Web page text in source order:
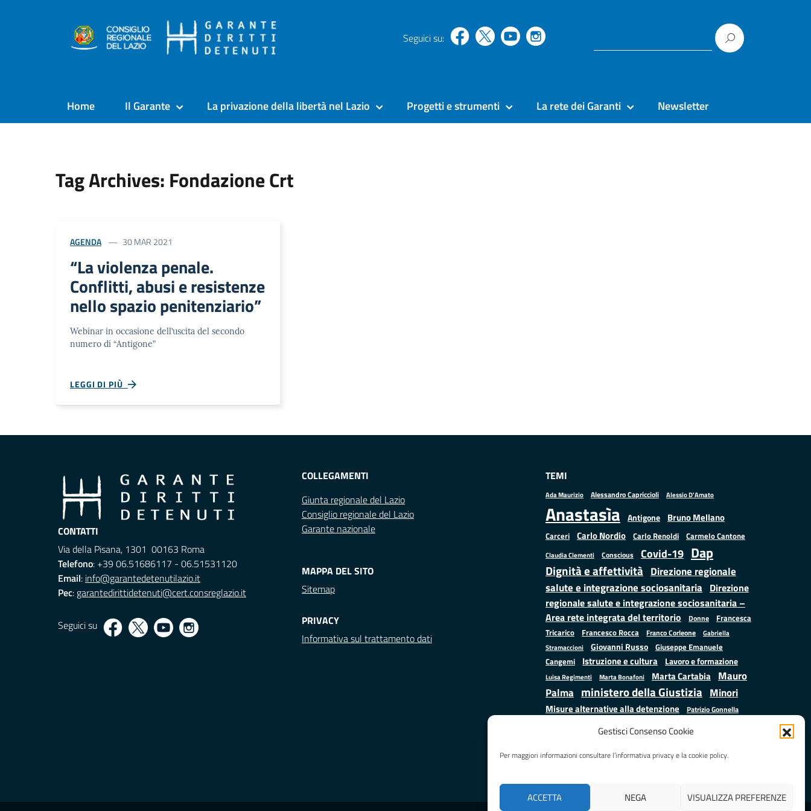
Gestisci Consenso Cookie
Per maggiori informazioni consultare l’informativa privacy e la cookie policy.
ACCETTA NEGA VISUALIZZA PREFERENZE
Seguici su:
Home Il Garante La privazione della libertà nel Lazio Progetti e strumenti La rete dei Garanti Newsletter
Tag Archives: Fondazione Crt
AGENDA 30 MAR 2021
“La violenza penale.
Conflitti, abusi e resistenze
nello spazio penitenziario”
Webinar in occasione dell’uscita del secondo
numero di “Antigone”
LEGGI DI PIÙ
CONTATTI
Via della Pisana, 1301 00163 Roma
Telefono: +39 06.51686117 - 06.51531120
Email: info@garantedetenutilazio.it
Pec: garantedirittidetenuti@cert.consreglazio.it
Seguici su
COLLEGAMENTI
Giunta regionale del Lazio
Consiglio regionale del Lazio
Garante nazionale
MAPPA DEL SITO
Sitemap
PRIVACY
Informativa sul trattamento dati
TEMI
Ada Maurizio Alessandro Capriccioli Alessio D'Amato
Anastasìa Antigone Bruno Mellano
Carceri Carlo Nordio Carlo Renoldi Carmelo Cantone
Claudia Clementi Conscious Covid-19 Dap
Dignità e affettività Direzione regionale
salute e integrazione sociosanitaria Direzione
regionale salute e integrazione sociosanitaria –
Area rete integrata del territorio
Donne
Francesca
Tricarico
Francesco Rocca Franco Corleone
Gabriella
Stramaccioni
Giovanni Russo Giuseppe Emanuele
Cangemi
Istruzione e cultura Lavoro e formazione
Luisa Regimenti Marta Bonafoni Marta Cartabia Mauro
Palma ministero della Giustizia Minori
Misure alternative alla detenzione Patrizio Gonnella
Samuele Ciambriello
Mattarella Situazione in numeri
Stefano